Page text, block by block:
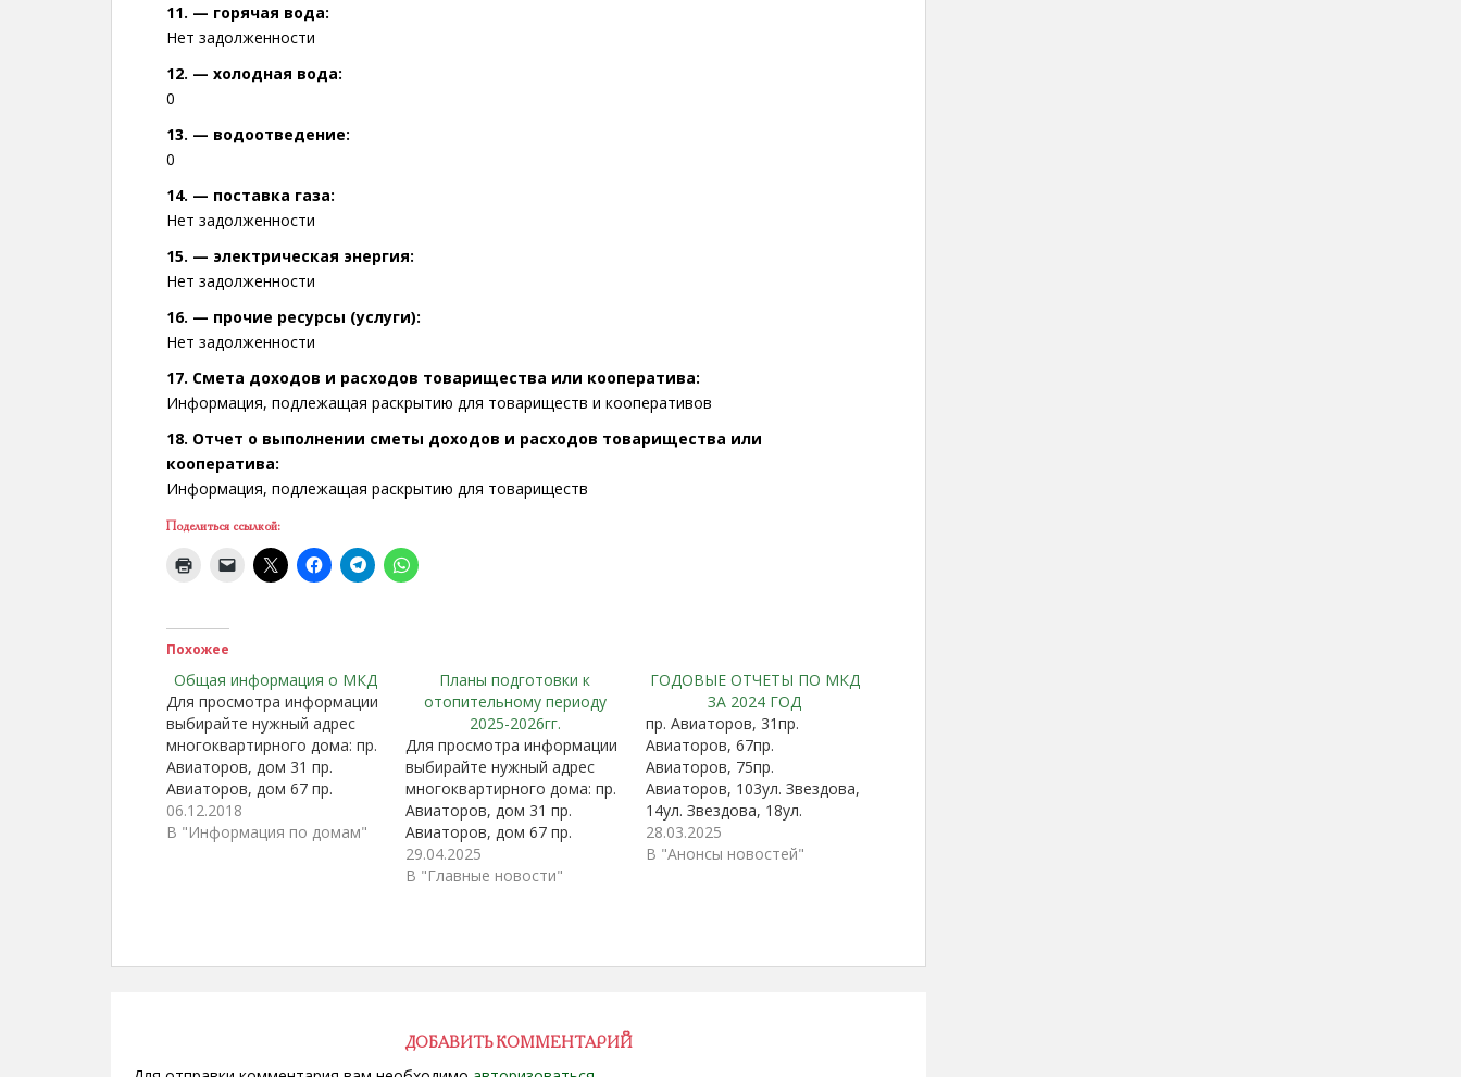
11. — горячая вода:
Нет задолженности
12. — холодная вода:
0
13. — водоотведение:
0
14. — поставка газа:
Нет задолженности
15. — электрическая энергия:
Нет задолженности
16. — прочие ресурсы (услуги):
Нет задолженности
17. Смета доходов и расходов товарищества или кооператива:
Информация, подлежащая раскрытию для товариществ и кооперативов
18. Отчет о выполнении сметы доходов и расходов товарищества или
кооператива:
Информация, подлежащая раскрытию для товариществ
Поделиться ссылкой:
Похожее
Общая информация о МКД
Для просмотра информации
выбирайте нужный адрес
многоквартирного дома: пр.
Авиаторов, дом 31 пр.
Авиаторов, дом 67 пр.
Авиаторов, дом 75 ул.
Звездова, дом 14 ул.
Звездова, дом 62 ул.
06.12.2018
В "Информация по домам"
Планы подготовки к
отопительному периоду
2025-2026гг.
Для просмотра информации
выбирайте нужный адрес
многоквартирного дома: пр.
Авиаторов, дом 31 пр.
Авиаторов, дом 67 пр.
Авиаторов, дом 75 ул.
Звездова, дом 14 ул.
Звездова, дом 54 ул.
29.04.2025
В "Главные новости"
ГОДОВЫЕ ОТЧЕТЫ ПО МКД
ЗА 2024 ГОД
пр. Авиаторов, 31пр.
Авиаторов, 67пр.
Авиаторов, 75пр.
Авиаторов, 103ул. Звездова,
14ул. Звездова, 18ул.
Звездова, 22ул. Звездова,
24ул. Звездова, 54ул.
Новоселов, 51ул.
28.03.2025
В "Анонсы новостей"
ДОБАВИТЬ КОММЕНТАРИЙ